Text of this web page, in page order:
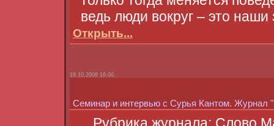
ведь люди вокруг – это наши
Открыть...
19.10.2008 18:00
Семинар и интервью с Сурья Кантом. Журнал